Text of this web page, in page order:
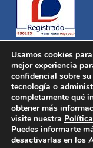
Distronica © 2016
Política
Usamos cookies
mejor experiencia
confidencial sobre
tecnología o
completamente qué
obtener más
visite nuestra
Puedes informarte
desactivarlas en los